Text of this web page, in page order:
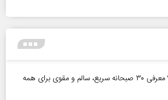
صبحانه چی درست کنم؟ معرفی ۳۰ صبحانه سریع، سالم و مقوی برای همه